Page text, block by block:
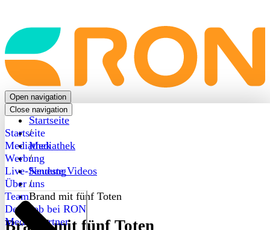
Back
to
frontpage
Open navigation
Close navigation
Startseite
Mediathek
Werbung
Live-Sendung
Über uns
Team
Dein Job bei RON
Medienpartner
Startseite
/
Mediathek
/
Neueste Videos
/
Brand mit fünf Toten
Brand mit fünf Toten